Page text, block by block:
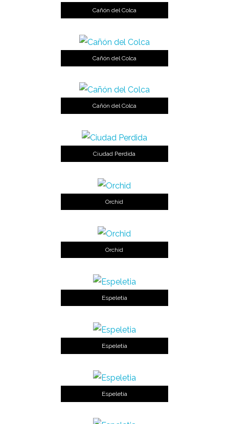
Cañón del Colca
Cañón del Colca
Cañón del Colca
Ciudad Perdida
Orchid
Orchid
Espeletia
Espeletia
Espeletia